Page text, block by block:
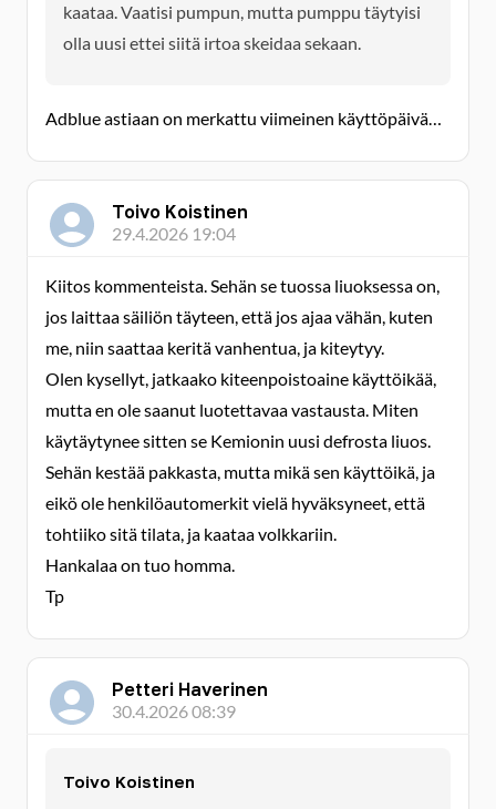
kaataa. Vaatisi pumpun, mutta pumppu täytyisi
olla uusi ettei siitä irtoa skeidaa sekaan.
Adblue astiaan on merkattu viimeinen käyttöpäivä…
Toivo Koistinen
29.4.2026 19:04
Kiitos kommenteista. Sehän se tuossa liuoksessa on,
jos laittaa säiliön täyteen, että jos ajaa vähän, kuten
me, niin saattaa keritä vanhentua, ja kiteytyy.
Olen kysellyt, jatkaako kiteenpoistoaine käyttöikää,
mutta en ole saanut luotettavaa vastausta. Miten
käytäytynee sitten se Kemionin uusi defrosta liuos.
Sehän kestää pakkasta, mutta mikä sen käyttöikä, ja
eikö ole henkilöautomerkit vielä hyväksyneet, että
tohtiiko sitä tilata, ja kaataa volkkariin.
Hankalaa on tuo homma.
Tp
Petteri Haverinen
30.4.2026 08:39
Toivo Koistinen